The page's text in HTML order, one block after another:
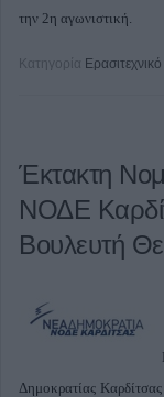
την 2η αγωνιστική.
Κατηγορία Ερασιτεχνικό
Έκτακτη
ΝΟΔΕ
Βουλευτή
Δημοκρατίας